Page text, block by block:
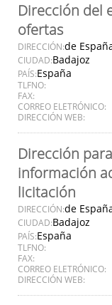
Dirección del
ofertas
DIRECCIÓN:de
CIUDAD:Badajoz
PAÍS:España
TLFNO:
FAX:
CORREO ELETRÓNICO:
DIRECCIÓN WEB:
Dirección
información
licitación
DIRECCIÓN:de
CIUDAD:Badajoz
PAÍS:España
TLFNO:
FAX:
CORREO ELETRÓNICO:
DIRECCIÓN WEB: